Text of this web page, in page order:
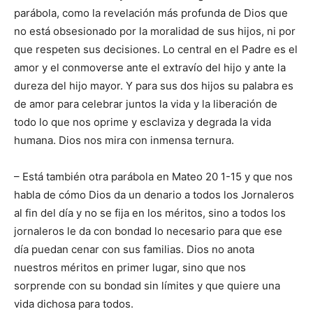
parábola, como la revelación más profunda de Dios que
no está obsesionado por la moralidad de sus hijos, ni por
que respeten sus decisiones. Lo central en el Padre es el
amor y el conmoverse ante el extravío del hijo y ante la
dureza del hijo mayor. Y para sus dos hijos su palabra es
de amor para celebrar juntos la vida y la liberación de
todo lo que nos oprime y esclaviza y degrada la vida
humana. Dios nos mira con inmensa ternura.
– Está también otra parábola en Mateo 20 1-15 y que nos
habla de cómo Dios da un denario a todos los Jornaleros
al fin del día y no se fija en los méritos, sino a todos los
jornaleros le da con bondad lo necesario para que ese
día puedan cenar con sus familias. Dios no anota
nuestros méritos en primer lugar, sino que nos
sorprende con su bondad sin límites y que quiere una
vida dichosa para todos.